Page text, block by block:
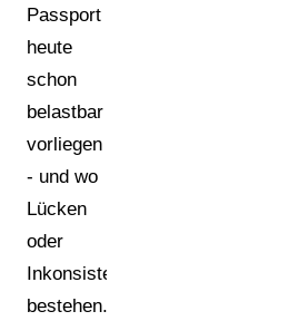
Passport
heute
schon
belastbar
vorliegen
- und wo
Lücken
oder
Inkonsistenzen
bestehen.